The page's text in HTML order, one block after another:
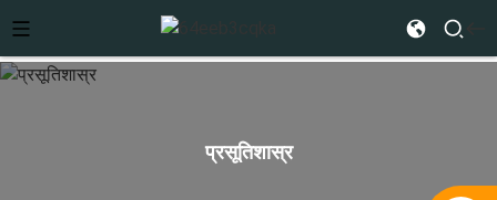
प्रसूतिशास्र